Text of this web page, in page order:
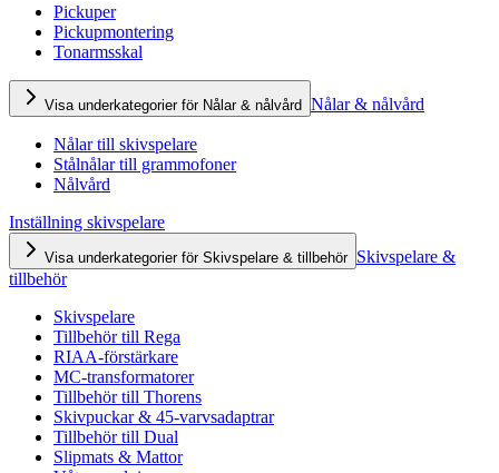
Pickuper
Pickupmontering
Tonarmsskal
Visa underkategorier för Nålar & nålvård Nålar & nålvård
Nålar till skivspelare
Stålnålar till grammofoner
Nålvård
Inställning skivspelare
Visa underkategorier för Skivspelare & tillbehör Skivspelare &
tillbehör
Skivspelare
Tillbehör till Rega
RIAA-förstärkare
MC-transformatorer
Tillbehör till Thorens
Skivpuckar & 45-varvsadaptrar
Tillbehör till Dual
Slipmats & Mattor